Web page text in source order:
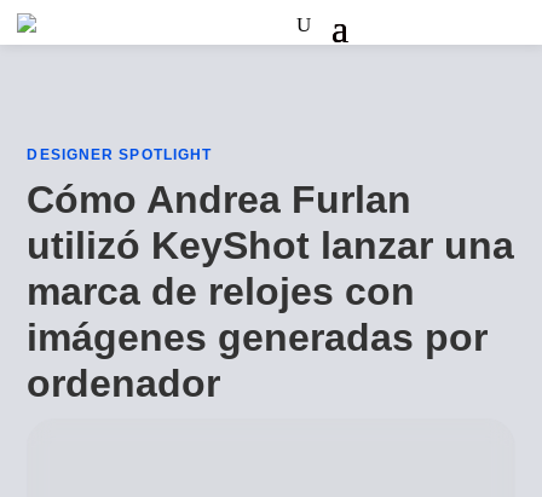
DESIGNER SPOTLIGHT
Cómo Andrea Furlan
utilizó KeyShot lanzar una
marca de relojes con
imágenes generadas por
ordenador